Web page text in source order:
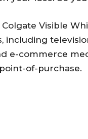
Visible
including
e-commerce
of-purchase.